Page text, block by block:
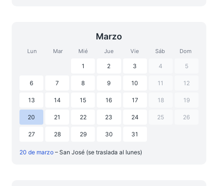
Marzo
Lun Mar Mié Jue Vie Sáb Dom
1 2 3 4 5
6 7 8 9 10 11 12
13 14 15 16 17 18 19
20 21 22 23 24 25 26
27 28 29 30 31
20 de marzo – San José (se traslada al lunes)